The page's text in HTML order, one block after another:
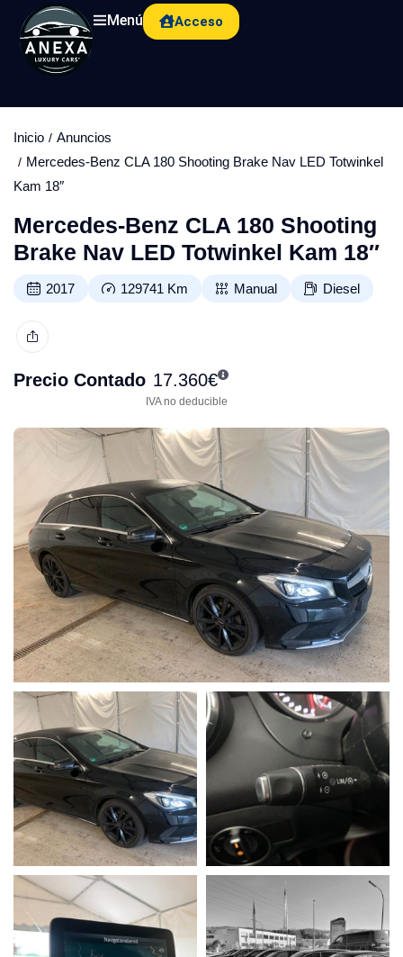
Menú Acceso
Inicio
Anuncios
Mercedes-Benz CLA 180 Shooting Brake Nav LED Totwinkel
Kam 18″
Mercedes-Benz CLA 180 Shooting
Brake Nav LED Totwinkel Kam 18″
2017 129741 Km Manual Diesel
Precio Contado 17.360€
IVA no deducible